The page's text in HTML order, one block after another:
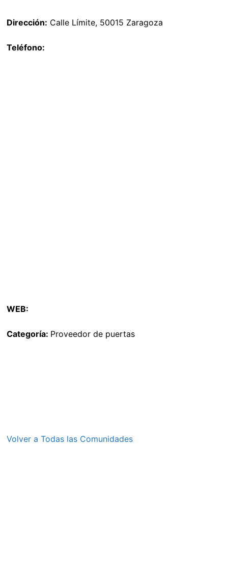
Dirección: Calle Límite, 50015 Zaragoza
Teléfono:
WEB:
Categoría: Proveedor de puertas
Volver a Todas las Comunidades